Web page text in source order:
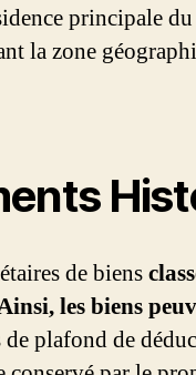
principale
la zone
de biens
les biens
de plafond de